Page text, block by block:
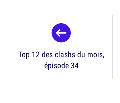
Top 12 des clashs du mois,
épisode 34